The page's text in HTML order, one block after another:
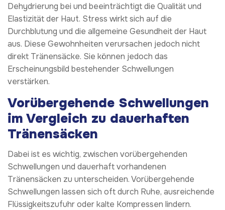
Dehydrierung bei und beeinträchtigt die Qualität und
Elastizität der Haut. Stress wirkt sich auf die
Durchblutung und die allgemeine Gesundheit der Haut
aus. Diese Gewohnheiten verursachen jedoch nicht
direkt Tränensäcke. Sie können jedoch das
Erscheinungsbild bestehender Schwellungen
verstärken.
Vorübergehende Schwellungen
im Vergleich zu dauerhaften
Tränensäcken
Dabei ist es wichtig, zwischen vorübergehenden
Schwellungen und dauerhaft vorhandenen
Tränensäcken zu unterscheiden. Vorübergehende
Schwellungen lassen sich oft durch Ruhe, ausreichende
Flüssigkeitszufuhr oder kalte Kompressen lindern.